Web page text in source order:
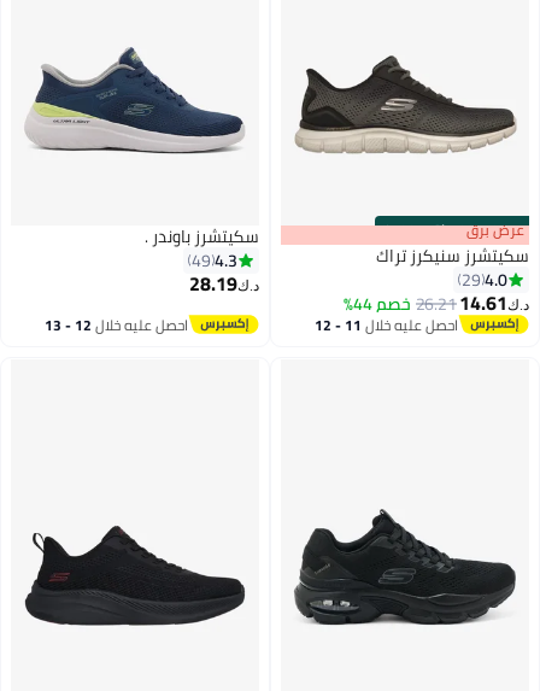
00m:00s
·باقي 100% عرض برق
سكيتشرز سنيكرز تراك
4.0
29
د.ك‏14.61
26.21خصم 44%
احصل عليه خلال 11 - 12
سكيتشرز باوندر .
4.3
49
د.ك‏28.19
احصل عليه خلال 12 - 13